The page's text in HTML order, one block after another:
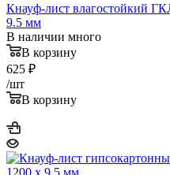
Кнауф-лист влагостойкий
9.5 мм
В наличии много
В корзину
625 ₽
/шт
В корзину